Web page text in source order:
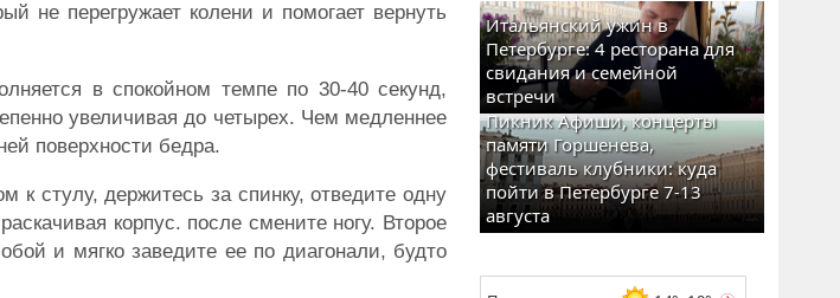
не перегружает колени и помогает вернуть
в спокойном темпе по 30-40 секунд,
увеличивая до четырех. Чем медленнее
поверхности бедра.
к стулу, держитесь за спинку, отведите одну
корпус. после смените ногу. Второе
и мягко заведите ее по диагонали, будто
Итальянский ужин в
Петербурге: 4 ресторана для
свидания и семейной
встречи
Пикник Афиши, концерты
памяти Горшенева,
фестиваль клубники: куда
пойти в Петербурге 7-13
августа